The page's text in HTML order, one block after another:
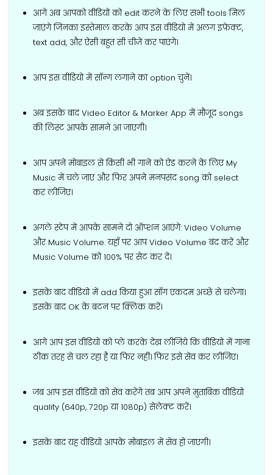
आगे अब आपको वीडियो को edit करने के लिए सभी tools मिल
जाएंगे जिनका इस्तेमाल करके आप इस वीडियो में अलग इफ़ेक्ट,
text add, और ऐसी बहुत सी चीज़ें कर पाएंगे।
आप इस वीडियो में सॉन्ग लगाने का option चुनें।
अब इसके बाद Video Editor & Marker App में मौजूद songs
की लिस्ट आपके सामने आ जाएगी।
आप अपने मोबाइल से किसी भी गाने को ऐड करने के लिए My
Music में चले जाए और फिर अपने मनपसंद song को select
कर लीजिए।
अगले स्टेप में आपके सामने दो ऑप्शन आएंगे: Video Volume
और Music Volume. यहाँ पर आप Video Volume बंद करें और
Music Volume को 100% पर सेट कर दें।
इसके बाद वीडियो में add किया हुआ सॉंग एकदम अच्छे से चलेगा।
इसके बाद OK के बटन पर क्लिक करें।
आगे आप इस वीडियो को प्ले करके देख लीजिये कि वीडियो में गाना
ठीक तरह से चल रहा है या फिर नहीं। फिर इसे सेव कर लीजिए।
जब आप इस वीडियो को सेव करेंगे तब आप अपने मुताबिक वीडियो
quality (640p, 720p या 1080p) सेलेक्ट करें।
इसके बाद यह वीडियो आपके मोबाइल में सेव हो जाएगी।